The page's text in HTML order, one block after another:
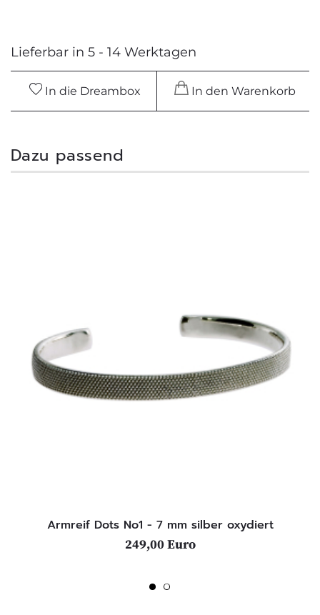
Lieferbar in 5 - 14 Werktagen
In die Dreambox In den Warenkorb
Dazu passend
Armreif Dots No1 - 7 mm silber oxydiert
249,00 Euro